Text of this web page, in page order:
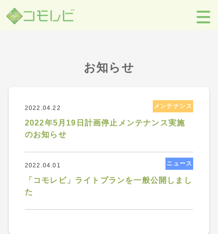
【コモレビ】SES事業者のための営業支援ツール
2022
年>4月
お知らせ
2022.04.22
2022年5月19日計画停止メンテナンス実施
のお知らせ
メンテナンス
2022.04.01
「コモレビ」ライトプランを一般公開しまし
た
ニュース